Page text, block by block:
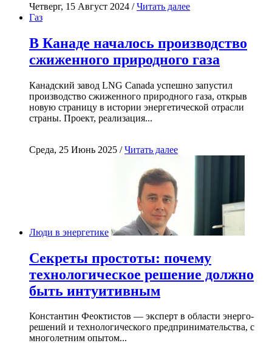
Четверг, 15 Август 2024 /Читать далее
Газ
В Канаде началось производство
сжиженного природного газа
Канадский завод LNG Canada успешно запустил
производство сжиженного природного газа, открыв
новую страницу в истории энергетической отрасли
страны. Проект, реализация...
Среда, 25 Июнь 2025 /Читать далее
Люди в энергетике
Секреты простоты: почему
технологическое решение должно
быть интуитивным
Константин Феоктистов — эксперт в области энерго-
решений и технологического предпринимательства, с
многолетним опытом...